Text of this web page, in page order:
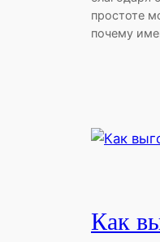
простоте
почему
Как